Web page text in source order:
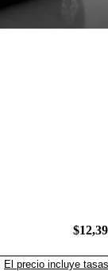
El precio incluye tasas